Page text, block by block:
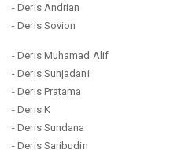
- Deris Andrian
- Deris Sovion
- Deris Muhamad Alif
- Deris Sunjadani
- Deris Pratama
- Deris K
- Deris Sundana
- Deris Saribudin